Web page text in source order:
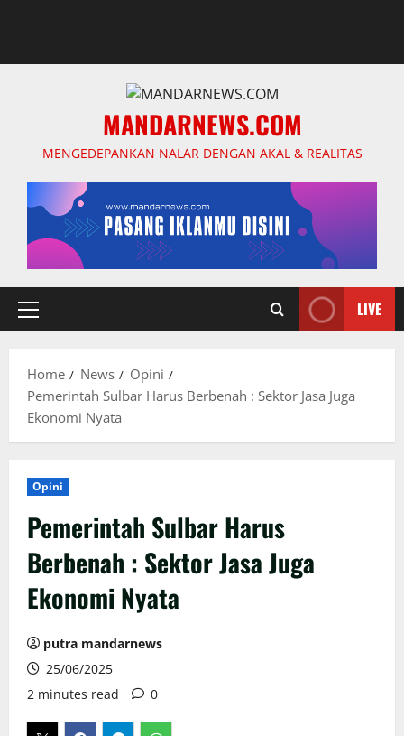
MANDARNEWS.COM
MENGEDEPANKAN NALAR DENGAN AKAL & REALITAS
Primary
LIVE
Home News
Opini
Pemerintah Sulbar Harus Berbenah : Sektor Jasa Juga
Ekonomi Nyata
Opini
Pemerintah Sulbar Harus
Berbenah : Sektor Jasa Juga
Ekonomi Nyata
putra mandarnews
25/06/2025
2 minutes read
0